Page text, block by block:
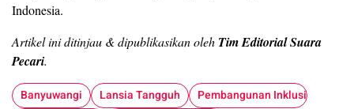
Indonesia.
Artikel ini ditinjau & dipublikasikan oleh Tim Editorial Suara
Pecari.
Banyuwangi Lansia Tangguh
Pembangunan Inklusif